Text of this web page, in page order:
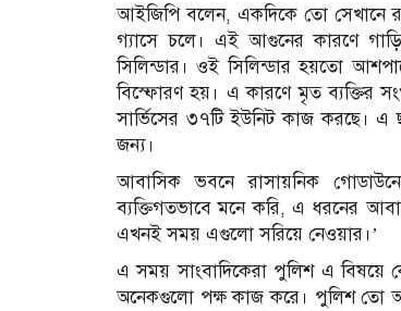
আইজিপি বলেন, একদিকে তো সেখানে
গ্যাসে চলে। এই আগুনের কারণে
সিলিন্ডার। ওই সিলিন্ডার হয়তো
বিস্ফোরণ হয়। এ কারণে মৃত ব্যক্তির
সার্ভিসের ৩৭টি ইউনিট কাজ করছে। এ
জন্য।
আবাসিক ভবনে রাসায়নিক
ব্যক্তিগতভাবে মনে করি, এ ধরনের
এখনই সময় এগুলো সরিয়ে নেওয়ার।’
এ সময় সাংবাদিকেরা পুলিশ এ বিষয়ে
অনেকগুলো পক্ষ কাজ করে। পুলিশ তো